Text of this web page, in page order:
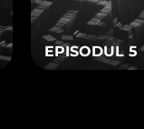
EPISODUL 5